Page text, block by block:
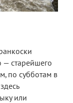
— старейшего
по субботам в
или